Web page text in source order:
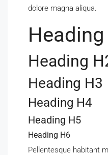
dolore magna aliqua.
Heading
Heading
Heading H3
Heading H4
Heading H5
Heading H6
Pellentesque habitant